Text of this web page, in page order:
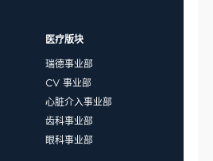
医疗版块
瑞德事业部
CV 事业部
心脏介入事业部
齿科事业部
眼科事业部